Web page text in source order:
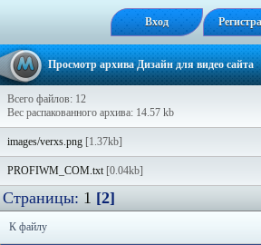
Вход
Просмотр архива Дизайн для видео сайта
Всего файлов: 12
Вес распакованного архива: 14.57 kb
images/verxs.png [1.37kb]
PROFIWM_COM.txt[0.04kb]
Страницы: 1 [2]
К файлу